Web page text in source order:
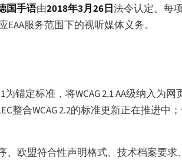
国手语由2018年3月26日法令认定。每
服务范围下的视听媒体义务。
为锚定标准，将WCAG 2.1 AA级纳入为
整合WCAG 2.2的标准更新正在推进中
、欧盟符合性声明格式、技术档案要